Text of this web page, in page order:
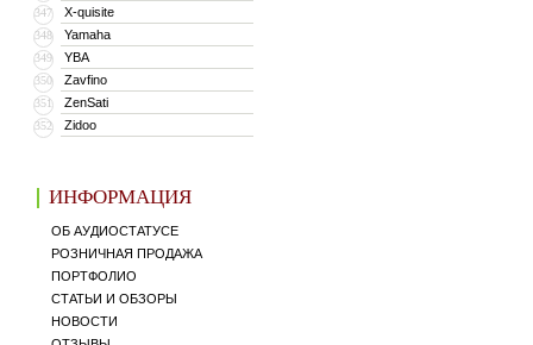
347 X-quisite
348 Yamaha
349 YBA
350 Zavfino
351 ZenSati
352 Zidoo
ИНФОРМАЦИЯ
ОБ АУДИОСТАТУСЕ
РОЗНИЧНАЯ ПРОДАЖА
ПОРТФОЛИО
СТАТЬИ И ОБЗОРЫ
НОВОСТИ